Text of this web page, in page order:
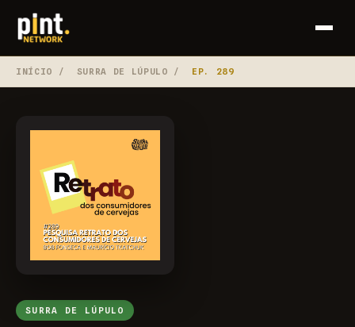
INÍCIO / SURRA DE LÚPULO / EP. 289
SURRA DE LÚPULO